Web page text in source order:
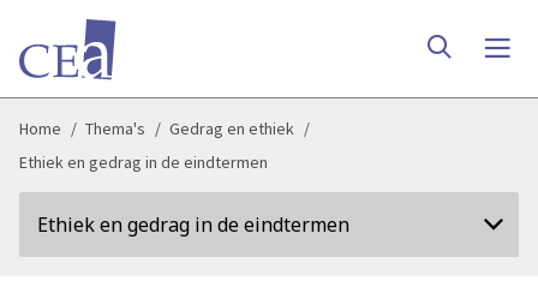
Home Thema's
Gedrag en ethiek
Ethiek en gedrag in de eindtermen
Ethiek en gedrag in de eindtermen